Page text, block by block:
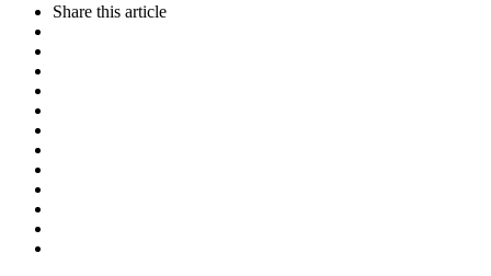
Share this article